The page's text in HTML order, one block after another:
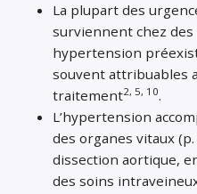
La plupart des
surviennent chez
hypertension
souvent attribuables
traitement2, 5, 10.
L’hypertension
des organes vitaux
dissection aortique,
des soins